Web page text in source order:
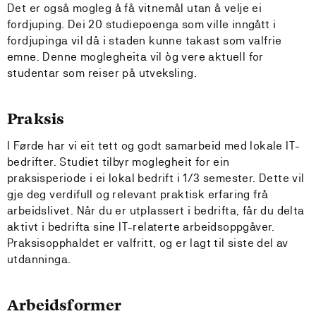
Det er også mogleg å få vitnemål utan å velje ei
fordjuping. Dei 20 studiepoenga som ville inngått i
fordjupinga vil då i staden kunne takast som valfrie
emne. Denne moglegheita vil òg vere aktuell for
studentar som reiser på utveksling.
Praksis
I Førde har vi eit tett og godt samarbeid med lokale IT-
bedrifter. Studiet tilbyr moglegheit for ein
praksisperiode i ei lokal bedrift i 1/3 semester. Dette vil
gje deg verdifull og relevant praktisk erfaring frå
arbeidslivet. Når du er utplassert i bedrifta, får du delta
aktivt i bedrifta sine IT-relaterte arbeidsoppgåver.
Praksisopphaldet er valfritt, og er lagt til siste del av
utdanninga.
Arbeidsformer